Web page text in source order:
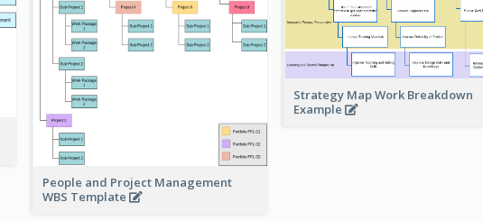
People and Project Management
WBS Template
Strategy Map Work Breakdown
Example